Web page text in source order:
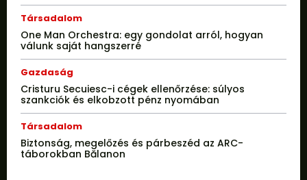
Társadalom
One Man Orchestra: egy gondolat arról, hogyan
válunk saját hangszerré
Gazdaság
Cristuru Secuiesc-i cégek ellenőrzése: súlyos
szankciók és elkobzott pénz nyomában
Társadalom
Biztonság, megelőzés és párbeszéd az ARC-
táborokban Bălanon